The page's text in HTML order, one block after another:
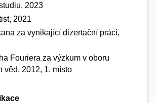
2023
2021
za vynikající dizertační práci,
Fouriera za výzkum v oboru
věd, 2012, 1. místo